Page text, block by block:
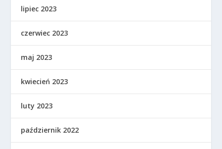
lipiec 2023
czerwiec 2023
maj 2023
kwiecień 2023
luty 2023
październik 2022